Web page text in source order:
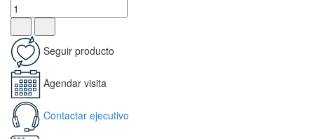
Seguir producto
Agendar visita
Contactar ejecutivo